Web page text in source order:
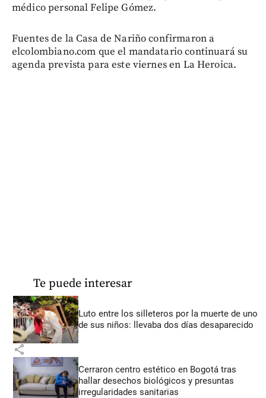
médico personal Felipe Gómez.
Fuentes de la Casa de Nariño confirmaron a
elcolombiano.com que el mandatario continuará su
agenda prevista para este viernes en La Heroica.
Te puede interesar
Luto entre los silleteros por la muerte de uno
de sus niños: llevaba dos días desaparecido
share
Cerraron centro estético en Bogotá tras
hallar desechos biológicos y presuntas
irregularidades sanitarias